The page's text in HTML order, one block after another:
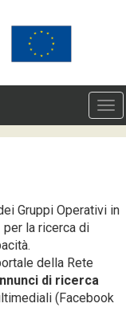
Gruppi Operativi in
la ricerca di
della Rete
di ricerca
(Facebook